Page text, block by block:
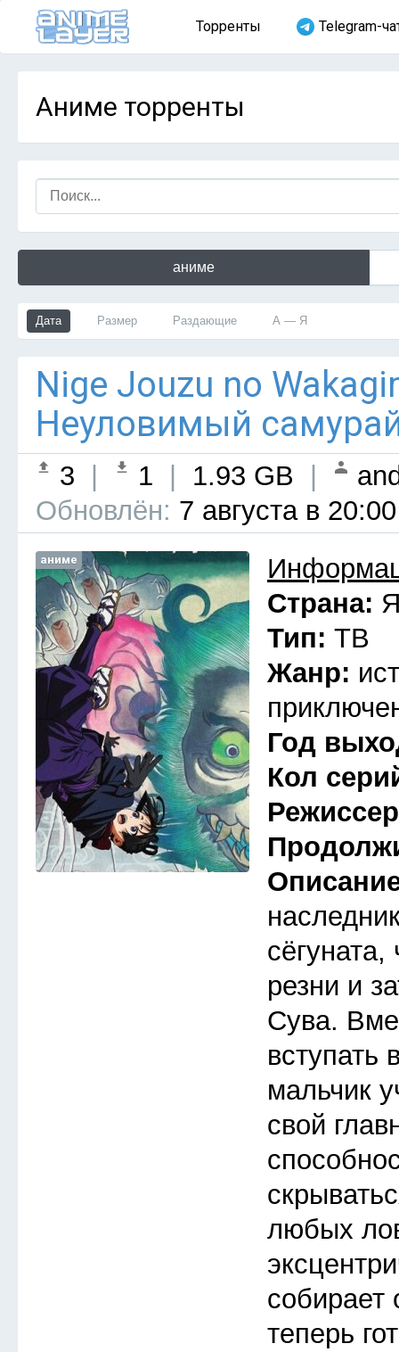
Торренты Telegram-
Аниме торренты
аниме
Дата Размер Раздающие А — Я
Nige Jouzu no
Неуловимый
3 1 1.93 GB
Обновлён: 7 августа в 20:00
аниме
Страна:
Тип: ТВ
Жанр:
Год
Кол
резни и
Сува.
вступать
мальчик
свой
любых
собирает
теперь